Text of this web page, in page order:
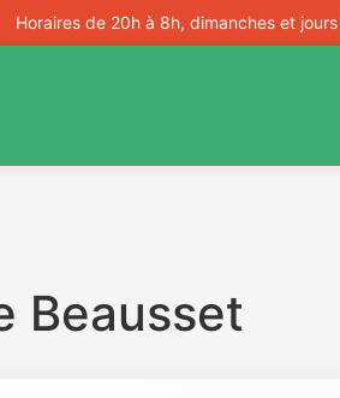
Horaires de 20h à 8h, dimanches et
Beausset